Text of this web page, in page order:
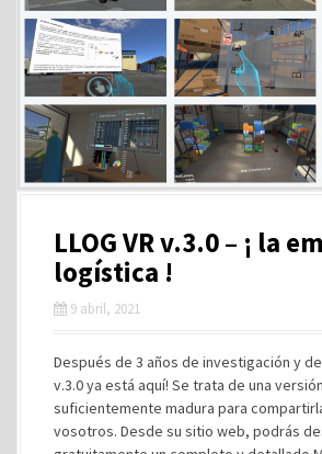
LLOG VR v.3.0 – ¡ la
logística !
9 abril, 2021
Después de 3 años de investigación y
v.3.0 ya está aquí! Se trata de una
suficientemente madura para
vosotros. Desde su sitio web, podrás